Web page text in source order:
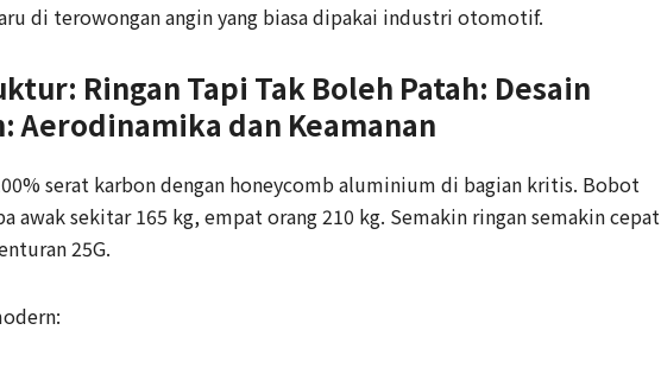
di terowongan angin yang biasa dipakai industri otomotif.
Ringan Tapi Tak Boleh Patah: Desain
Aerodinamika dan Keamanan
serat karbon dengan honeycomb aluminium di bagian kritis. Bobot
awak sekitar 165 kg, empat orang 210 kg. Semakin ringan semakin
25G.